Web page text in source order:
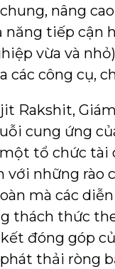
nâng
năng tiếp cận
vừa và
các công cụ,
Rakshit,
cung ứng
tổ chức tài
với những rào
mà các
thách thức
đóng góp
thải ròng